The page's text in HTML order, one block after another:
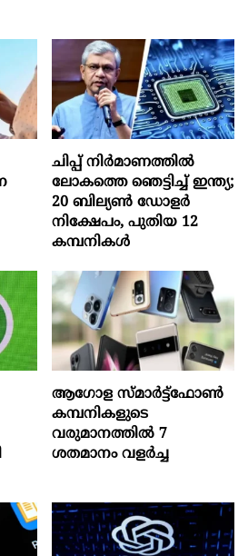
ചിപ്പ് നിർമാണത്തിൽ
ലോകത്തെ ഞെട്ടിച്ച് ഇന്ത്യ;
20 ബില്യൺ ഡോളർ
നിക്ഷേപം, പുതിയ 12
കമ്പനികൾ
ആഗോള സ്‌മാർട്ട്‌ഫോൺ
കമ്പനികളുടെ
വരുമാനത്തിൽ 7
ശതമാനം വളർച്ച